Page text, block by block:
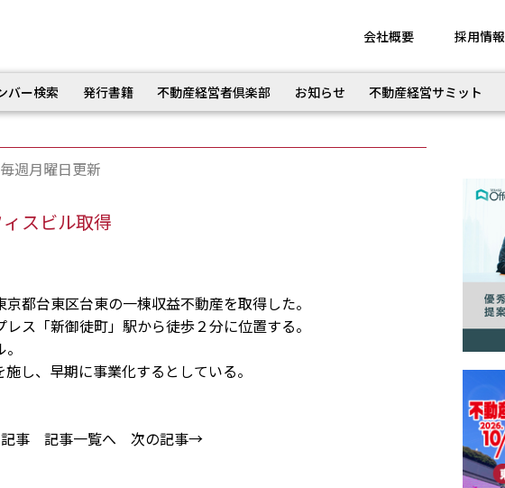
会社概要 採用情報
バー検索 発行書籍 不動産経営者倶楽部 お知らせ 不動産経営サミット
毎週月曜日更新
スビル取得
台東区台東の一棟収益不動産を取得した。
「新御徒町」駅から徒歩２分に位置する。
し、早期に事業化するとしている。
事 記事一覧へ 次の記事→